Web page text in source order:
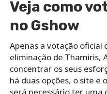
Veja como
no Gshow
Apenas a votação oficial
eliminação de Thamiris,
concentrar os seus
há duas opções, o site e